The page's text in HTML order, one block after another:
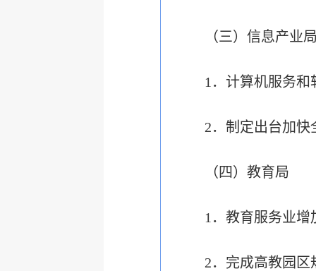
（三）信息产业
1．计算机服务和
2．制定出台加
（四）教育局
1．教育服务业
2．完成高教园区